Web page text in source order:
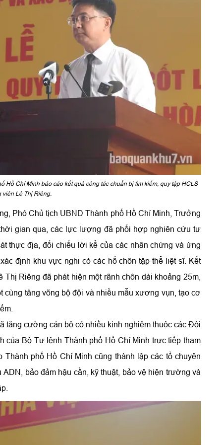
Chí Minh báo cáo kết quả công tác chuẩn bị tìm kiếm, quy tập HCLS
viên Lê Thị Riêng.
Phó Chủ tịch UBND Thành phố Hồ Chí Minh, Trưởng
gian qua, các lực lượng đã phối hợp nghiên cứu tư
thực địa, đối chiếu lời kể của các nhân chứng và ứng
định khu vực nghi có các hố chôn tập thể liệt sĩ. Kết
Riêng đã phát hiện một rãnh chôn dài khoảng 25m,
tăng võng bộ đội và nhiều mẫu xương vụn, tạo cơ
tăng cường cán bộ có nhiều kinh nghiệm thuộc các Đội
của Bộ Tư lệnh Thành phố Hồ Chí Minh trực tiếp tham
phố Hồ Chí Minh cũng thành lập các tổ chuyên
bảo đảm hậu cần, kỹ thuật, bảo vệ hiện trường và